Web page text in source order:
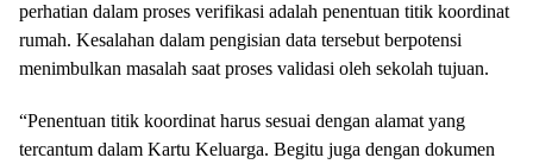
perhatian dalam proses verifikasi adalah penentuan titik koordinat
rumah. Kesalahan dalam pengisian data tersebut berpotensi
menimbulkan masalah saat proses validasi oleh sekolah tujuan.
“Penentuan titik koordinat harus sesuai dengan alamat yang
tercantum dalam Kartu Keluarga. Begitu juga dengan dokumen